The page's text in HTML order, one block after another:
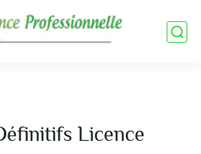
Licence